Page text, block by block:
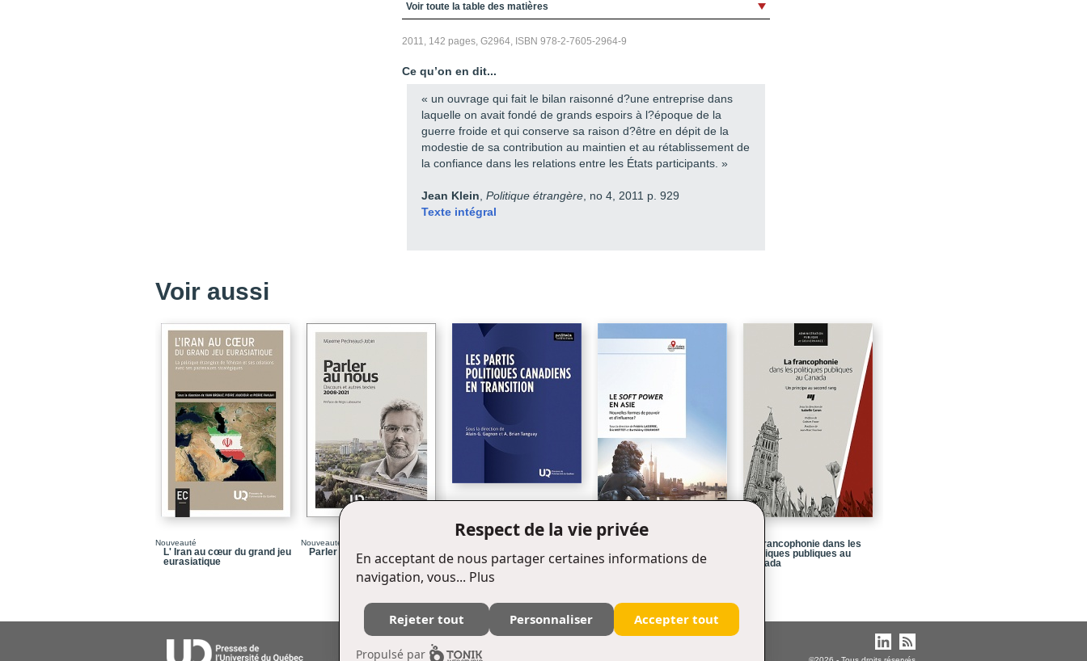
Introduction 15
Chapitre 4 - Le processus d’adaptation du traité FCE
Chapitre 5 - Le moratoire russe et l’incertitude de l’avenir du traité FCE
Conclusion
Bibliographie
Voir toute la table des matières
2011, 142 pages, G2964, ISBN 978-2-7605-2964-9
Ce qu’on en dit...
« un ouvrage qui fait le bilan raisonné d?une entreprise dans
laquelle on avait fondé de grands espoirs à l?époque de la
guerre froide et qui conserve sa raison d?être en dépit de la
modestie de sa contribution au maintien et au rétablissement de
la confiance dans les relations entre les États participants. »
Jean Klein Politique étrangère , no 4, 2011 p. 929
Texte intégral
Voir aussi
Nouveauté
L' Iran au cœur du grand jeu
eurasiatique
Nouveauté
Parler au nous
canadiens en transition
La francophonie dans les
politiques publiques au
Canada
Édifice Fleurie, 480, de La Chapelle, bureau F015, Québec (Québec) Canada G1K 0B6
Respect de la vie privée
En acceptant de nous partager certaines informations de
navigation, vous... Plus
Rejeter tout Personnaliser Accepter tout
Propulsé par